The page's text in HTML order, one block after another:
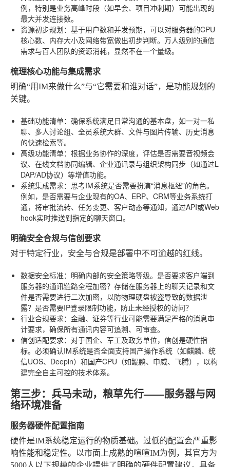
例，特别是业务高峰时段（如早会、项目冲刺期）可能出现的
最大并发连接数。
资源初步规划：基于用户数和并发预期，可以对服务器的CPU
核心数、内存大小及网络带宽做出初步判断。万人级别的通信
需求与百人团队的资源消耗，显然不在一个量级。
梳理核心功能与集成需求
明确“用IM来做什么”与“它需要和谁对话”，是功能规划的
关键。
基础功能清单：确保系统满足日常沟通的基本盘，如一对一私
聊、多人讨论组、全员系统大群、文件与图片传输、历史消息
的快速检索等。
高级功能清单：根据业务协作的深度，评估是否需要音视频会
议、在线文档协同编辑、企业通讯录与组织架构同步（如通过L
DAP/AD协议）等增值功能。
系统集成需求：思考IM系统是否需要扮演“消息枢纽”的角色。
例如，是否需要与企业现有的OA、ERP、CRM等业务系统打
通，将审批流转、任务变更、客户动态等通知，通过API或Web
hook实时推送到指定的聊天窗口。
明确安全合规与信创要求
对于特定行业，安全与合规是部署中不可逾越的红线。
数据安全标准：明确内部的安全策略等级。是否要求客户端到
服务器的通讯链路全程加密？存储在服务器上的聊天记录和文
件是否需要进行二次加密，以防物理硬盘被盗导致的数据泄
露？是否需要IP登录限制功能，防止未经授权的访问？
行业合规要求：金融、证券等行业可能需要满足严格的消息审
计要求，确保所有通讯内容可追溯、可审查。
信创适配要求：对于国企、军工及政务单位，信创是硬性指
标。必须确认IM系统是否全面支持国产操作系统（如麒麟、统
信UOS、Deepin）和国产CPU（如鲲鹏、申威、飞腾），以构
建完全自主可控的技术体系。
第三步：兵马未动，粮草先行——服务器与网
络环境准备
服务器硬件配置指南
硬件是IM系统稳定运行的物质基础。过低的配置会严重影
响性能和稳定性。以市面上成熟的喧喧IM为例，其官方为
5000人以下规模的企业提供了明确的硬件配置建议，具备